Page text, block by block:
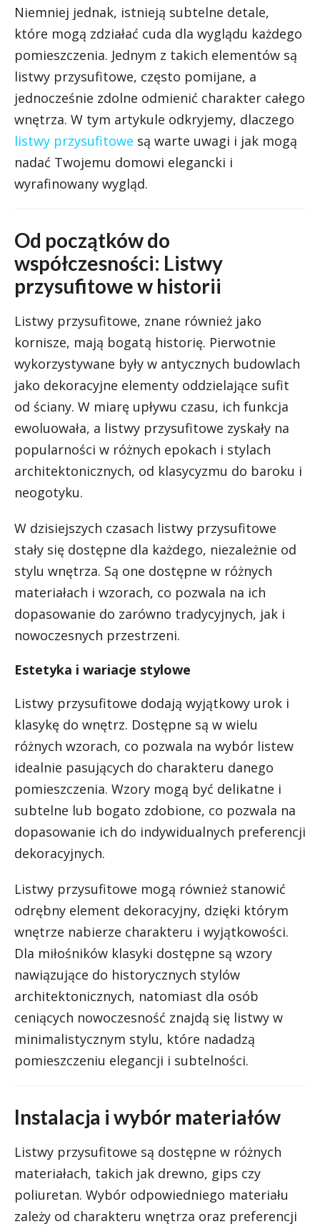
Niemniej jednak, istnieją subtelne detale,
które mogą zdziałać cuda dla wyglądu każdego
pomieszczenia. Jednym z takich elementów są
listwy przysufitowe, często pomijane, a
jednocześnie zdolne odmienić charakter całego
wnętrza. W tym artykule odkryjemy, dlaczego
listwy przysufitowe są warte uwagi i jak mogą
nadać Twojemu domowi elegancki i
wyrafinowany wygląd.
Od początków do
współczesności: Listwy
przysufitowe w historii
Listwy przysufitowe, znane również jako
kornisze, mają bogatą historię. Pierwotnie
wykorzystywane były w antycznych budowlach
jako dekoracyjne elementy oddzielające sufit
od ściany. W miarę upływu czasu, ich funkcja
ewoluowała, a listwy przysufitowe zyskały na
popularności w różnych epokach i stylach
architektonicznych, od klasycyzmu do baroku i
neogotyku.
W dzisiejszych czasach listwy przysufitowe
stały się dostępne dla każdego, niezależnie od
stylu wnętrza. Są one dostępne w różnych
materiałach i wzorach, co pozwala na ich
dopasowanie do zarówno tradycyjnych, jak i
nowoczesnych przestrzeni.
Estetyka i wariacje stylowe
Listwy przysufitowe dodają wyjątkowy urok i
klasykę do wnętrz. Dostępne są w wielu
różnych wzorach, co pozwala na wybór listew
idealnie pasujących do charakteru danego
pomieszczenia. Wzory mogą być delikatne i
subtelne lub bogato zdobione, co pozwala na
dopasowanie ich do indywidualnych preferencji
dekoracyjnych.
Listwy przysufitowe mogą również stanowić
odrębny element dekoracyjny, dzięki którym
wnętrze nabierze charakteru i wyjątkowości.
Dla miłośników klasyki dostępne są wzory
nawiązujące do historycznych stylów
architektonicznych, natomiast dla osób
ceniących nowoczesność znajdą się listwy w
minimalistycznym stylu, które nadadzą
pomieszczeniu elegancji i subtelności.
Instalacja i wybór materiałów
Listwy przysufitowe są dostępne w różnych
materiałach, takich jak drewno, gips czy
poliuretan. Wybór odpowiedniego materiału
zależy od charakteru wnętrza oraz preferencji